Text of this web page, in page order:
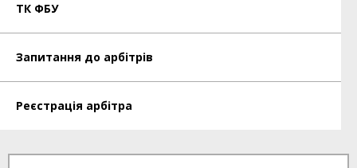
ТК ФБУ
Запитання до арбітрів
Реєстрація арбітра